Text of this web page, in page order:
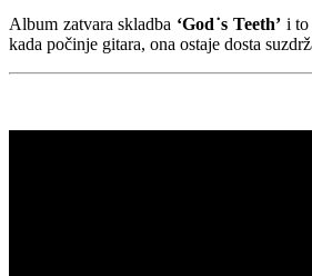
Album zatvara skladba ‘God˙s Teeth’ i to
kada počinje gitara, ona ostaje dosta